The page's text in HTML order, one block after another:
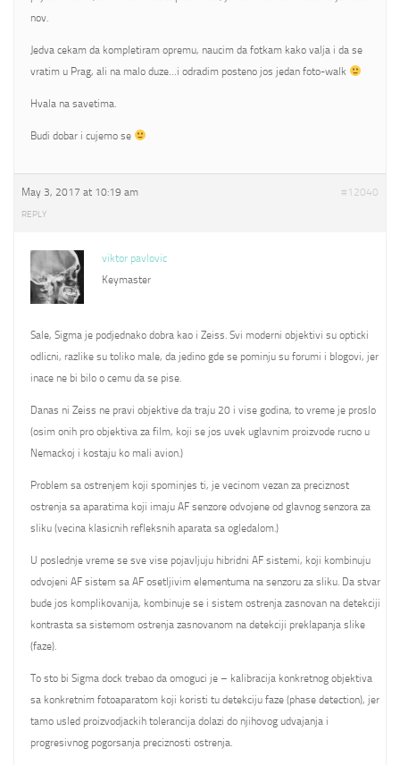
nov.
Jedva cekam da kompletiram opremu, naucim da fotkam kako valja i da se
vratim u Prag, ali na malo duze…i odradim posteno jos jedan foto-walk
Hvala na savetima.
Budi dobar i cujemo se
May 3, 2017 at 10:19 am #12040
REPLY
viktor pavlovic
Keymaster
Sale, Sigma je podjednako dobra kao i Zeiss. Svi moderni objektivi su opticki
odlicni, razlike su toliko male, da jedino gde se pominju su forumi i blogovi, jer
inace ne bi bilo o cemu da se pise.
Danas ni Zeiss ne pravi objektive da traju 20 i vise godina, to vreme je proslo
(osim onih pro objektiva za film, koji se jos uvek uglavnim proizvode rucno u
Nemackoj i kostaju ko mali avion.)
Problem sa ostrenjem koji spominjes ti, je vecinom vezan za preciznost
ostrenja sa aparatima koji imaju AF senzore odvojene od glavnog senzora za
sliku (vecina klasicnih refleksnih aparata sa ogledalom.)
U poslednje vreme se sve vise pojavljuju hibridni AF sistemi, koji kombinuju
odvojeni AF sistem sa AF osetljivim elementuma na senzoru za sliku. Da stvar
bude jos komplikovanija, kombinuje se i sistem ostrenja zasnovan na detekciji
kontrasta sa sistemom ostrenja zasnovanom na detekciji preklapanja slike
(faze).
To sto bi Sigma dock trebao da omoguci je – kalibracija konkretnog objektiva
sa konkretnim fotoaparatom koji koristi tu detekciju faze (phase detection), jer
tamo usled proizvodjackih tolerancija dolazi do njihovog udvajanja i
progresivnog pogorsanja preciznosti ostrenja.